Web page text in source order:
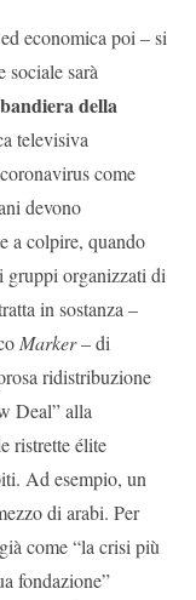
economica poi – si
sociale sarà
bandiera della
televisiva
come
devono
a colpire, quando
gruppi organizzati di
in sostanza –
Marker– di
ridistribuzione
Deal” alla
ristrette élite
Ad esempio, un
di arabi. Per
come “la crisi più
fondazione”